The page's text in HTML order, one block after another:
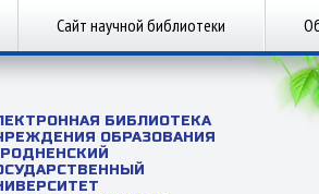
Сайт научной библиотеки
БИБЛИОТЕКА
ОБРАЗОВАНИЯ